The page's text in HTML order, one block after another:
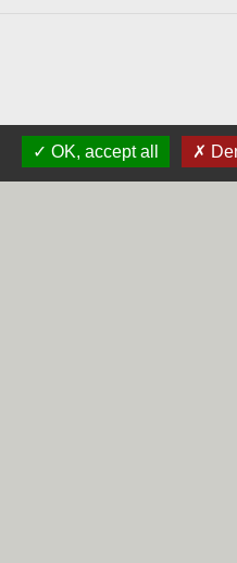
OK, accept all